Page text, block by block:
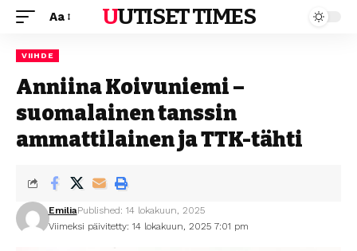
Aa UUTISET TIMES
VIIHDE
Anniina Koivuniemi –
suomalainen tanssin
ammattilainen ja TTK-tähti
Viimeksi päivitetty: 14 lokakuun, 2025 7:01 pm
EmiliaPublished: 14 lokakuun, 2025